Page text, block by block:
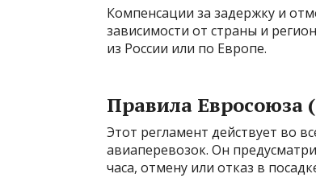
Компенсации за задержку и
зависимости от страны и
из России или по Европе.
Правила Евросоюза
Этот регламент действует во
авиаперевозок. Он
часа, отмену или отказ в